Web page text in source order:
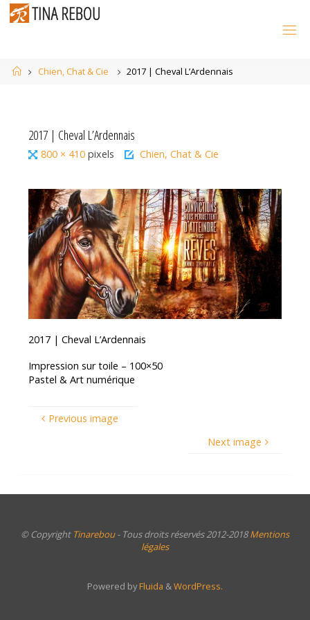
Skip
HomeChien, Chat & Cie 2017 | Cheval L’Ardennais
2017 | Cheval L’Ardennais
Full800 × 410pixels Chien, Chat & Cie
2017 | Cheval L’Ardennais
Impression sur toile – 100×50
Pastel & Art numérique
Previous image
Next image
© Copyright Tinarebou- Tous droits réservés 2012-2018Mentions
légales
Powered byFluida &WordPress.